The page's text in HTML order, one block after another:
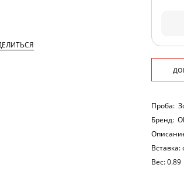
Проба:
Бренд:
Вставка:
Вес:0.89